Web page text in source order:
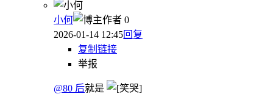
小何 作者 0
2026-01-14 12:45回复
复制链接
举报
@80 后就是